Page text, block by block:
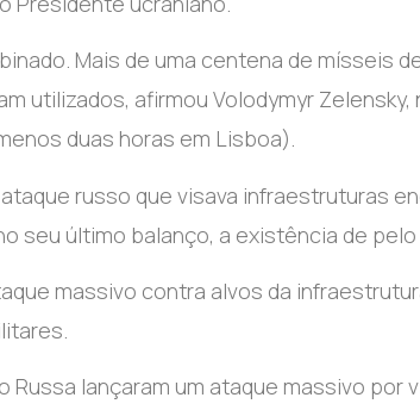
Mais de uma centena de mísseis
utilizados, afirmou Volodymyr
duas horas em Lisboa).
russo que visava infraestruturas
seu último balanço, a existência de
massivo contra alvos da
Russa lançaram um ataque massivo por